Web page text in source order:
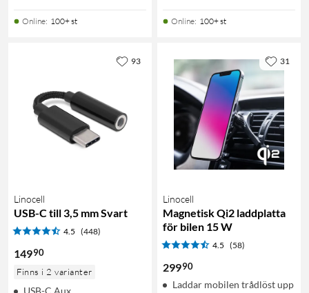
Online: 100+ st Online: 100+ st
Linocell
USB-C till 3,5 mm Svart
4.5 (448)
14990
Finns i 2 varianter
USB-C Aux
93
Linocell
Magnetisk Qi2 laddplatta
för bilen 15 W
4.5 (58)
29990
Laddar mobilen trådlöst upp
31